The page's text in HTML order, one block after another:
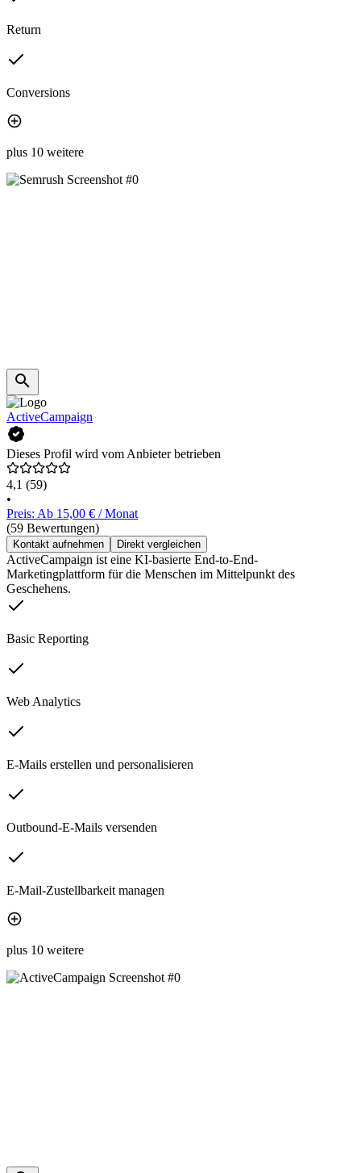
Return
Conversions
plus 10 weitere
ActiveCampaign
Dieses Profil wird vom Anbieter betrieben
4,1 (59)
•
Preis: Ab 15,00 € / Monat
(59 Bewertungen)
Kontakt aufnehmen Direkt vergleichen
ActiveCampaign ist eine KI-basierte End-to-End-
Marketingplattform für die Menschen im Mittelpunkt des
Geschehens.
Basic Reporting
Web Analytics
E-Mails erstellen und personalisieren
Outbound-E-Mails versenden
E-Mail-Zustellbarkeit managen
plus 10 weitere